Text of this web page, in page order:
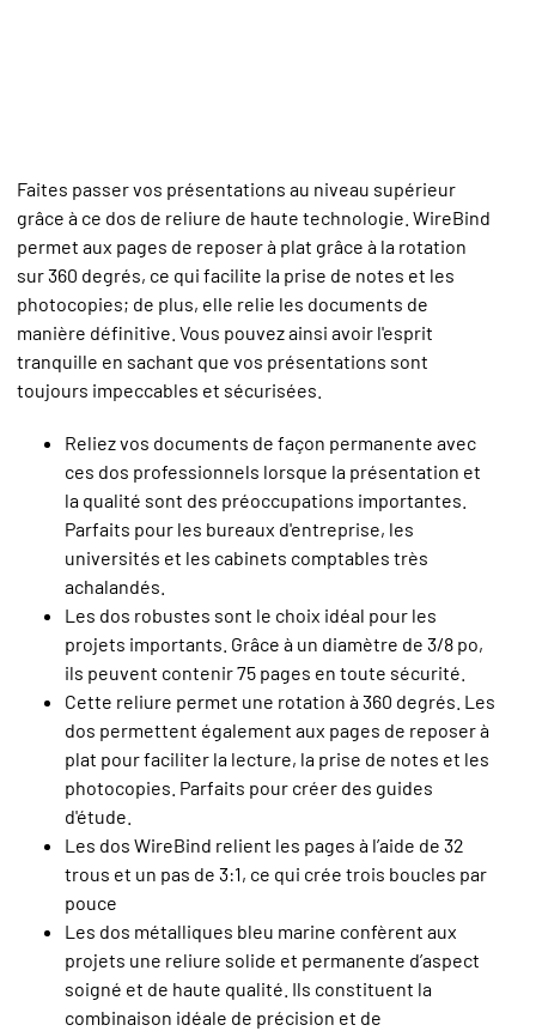
Faites passer vos présentations au niveau supérieur
grâce à ce dos de reliure de haute technologie. WireBind
permet aux pages de reposer à plat grâce à la rotation
sur 360 degrés, ce qui facilite la prise de notes et les
photocopies; de plus, elle relie les documents de
manière définitive. Vous pouvez ainsi avoir l'esprit
tranquille en sachant que vos présentations sont
toujours impeccables et sécurisées.
Reliez vos documents de façon permanente avec
ces dos professionnels lorsque la présentation et
la qualité sont des préoccupations importantes.
Parfaits pour les bureaux d'entreprise, les
universités et les cabinets comptables très
achalandés.
Les dos robustes sont le choix idéal pour les
projets importants. Grâce à un diamètre de 3/8 po,
ils peuvent contenir 75 pages en toute sécurité.
Cette reliure permet une rotation à 360 degrés. Les
dos permettent également aux pages de reposer à
plat pour faciliter la lecture, la prise de notes et les
photocopies. Parfaits pour créer des guides
d'étude.
Les dos WireBind relient les pages à l’aide de 32
trous et un pas de 3:1, ce qui crée trois boucles par
pouce
Les dos métalliques bleu marine confèrent aux
projets une reliure solide et permanente d’aspect
soigné et de haute qualité. Ils constituent la
combinaison idéale de précision et de